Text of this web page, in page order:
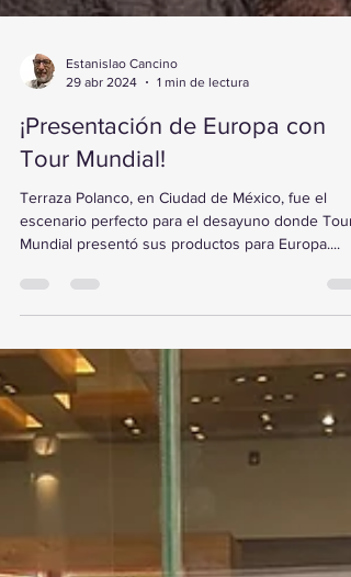
Estanislao Cancino
29 abr 2024
1 min de lectura
¡Presentación de Europa con
Tour Mundial!
Terraza Polanco, en Ciudad de México, fue el